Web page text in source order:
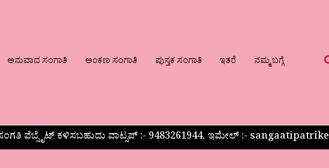
ಅನುವಾದ ಸಂಗಾತಿ ಅಂಕಣ ಸಂಗಾತಿ ಪುಸ್ತಕ ಸಂಗಾತಿ ಇತರೆ ನಮ್ಮ ಬಗ್ಗೆ
ವೆಬ್ಸೈಟ್ ಕಳಿಸಬಹುದು ವಾಟ್ಸಪ್‌ :- 9483261944, ಇಮೇಲ್ :-